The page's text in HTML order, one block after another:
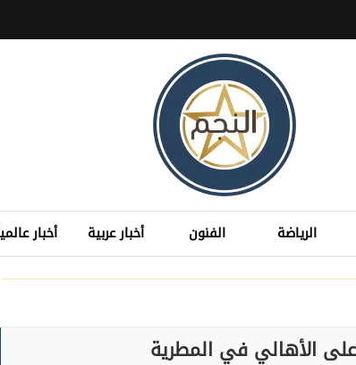
الرياضة الفنون أخبار عربية أخبار
الأهالي في المطرية